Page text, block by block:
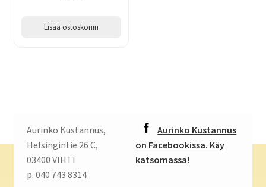
Lisää ostoskoriin
Aurinko Kustannus,
Helsingintie 26 C,
03400 VIHTI
p. 040 743 8314
Aurinko Kustannus
on Facebookissa. Käy
katsomassa!